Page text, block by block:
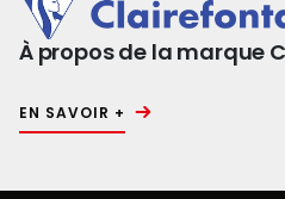
À propos de la marque
EN SAVOIR +